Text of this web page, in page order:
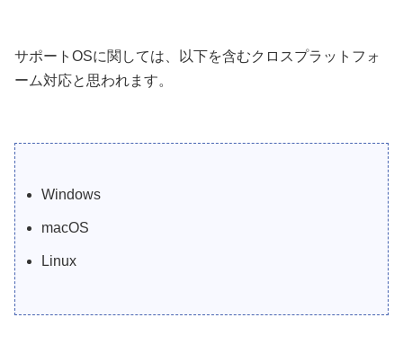
サポートOSに関しては、以下を含むクロスプラットフォ
ーム対応と思われます。
Windows
macOS
Linux